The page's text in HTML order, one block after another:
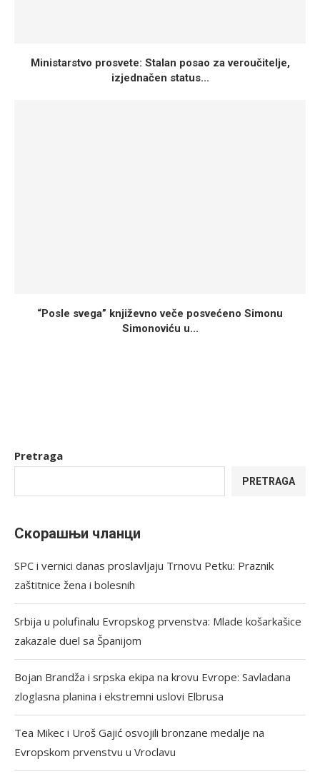
Ministarstvo prosvete: Stalan posao za veroučitelje,
izjednačen status...
“Posle svega” književno veče posvećeno Simonu
Simonoviću u...
Pretraga
PRETRAGA
Скорашњи чланци
SPC i vernici danas proslavljaju Trnovu Petku: Praznik
zaštitnice žena i bolesnih
Srbija u polufinalu Evropskog prvenstva: Mlade košarkašice
zakazale duel sa Španijom
Bojan Brandža i srpska ekipa na krovu Evrope: Savladana
zloglasna planina i ekstremni uslovi Elbrusa
Tea Mikec i Uroš Gajić osvojili bronzane medalje na
Evropskom prvenstvu u Vroclavu